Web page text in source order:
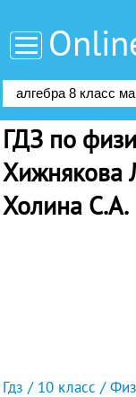
ГДЗ по
Хижнякова
Холина С.А.
Гдз 10 класс